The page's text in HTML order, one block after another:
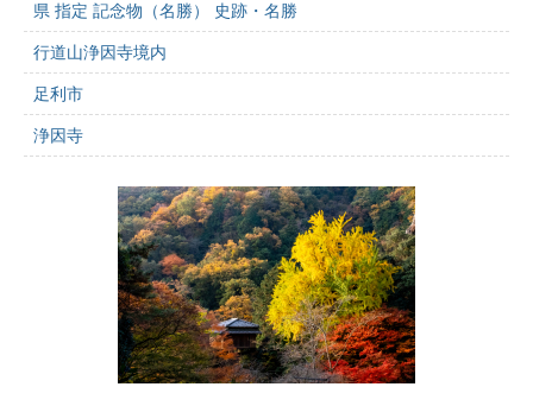
県 指定 記念物（名勝） 史跡・名勝
行道山浄因寺境内
足利市
浄因寺